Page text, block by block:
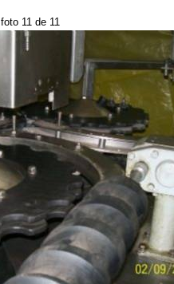
foto 11 de 11